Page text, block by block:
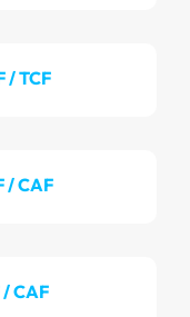
/ TCF
/ CAF
CAF